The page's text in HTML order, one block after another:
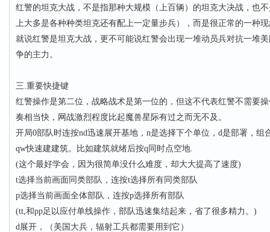
红警的坦克大战，不是指那种大规模（上百辆）的坦克大决战，也
上大多是各种种类坦克还有配上一定量步兵），而是很正常的一种
就说红警是坦克大战，更不可能说红警会出现一堆动员兵对抗一堆
争的主力。
三.重要快捷键
红警操作是第二位，战略战术是第一位的，但这不代表红警不需要
奏相当快，网战激烈程度比起魔兽星际有过之而无不及。
开局0部队时连按nd迅速展开基地，n是选择下个单位，d是部署，组
qw快速建建筑。比如建筑就绪后按q同时点空地.
(这个最好学会，因为很简单没什么难度，却大大提高了速度)
t选择当前画面同类部队，连按t选择所有同类部队
p选择当前画面全体部队，连按p选择所有部队
(tt,和pp足以应付单线操作，部队迅速集结起来，省了很多精力。)
d展开，（美国大兵，辐射工兵都需要用到它）